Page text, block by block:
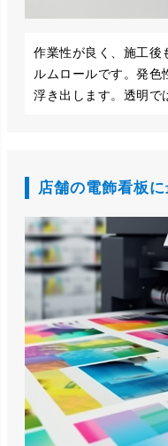
作業性が良く、施工後
ルムロールです。発色
浮き出します。透明で
店舗の電飾看板